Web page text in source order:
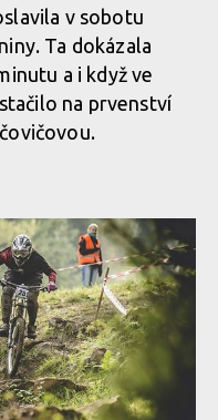
v sobotu
Ta dokázala
a i když ve
na prvenství